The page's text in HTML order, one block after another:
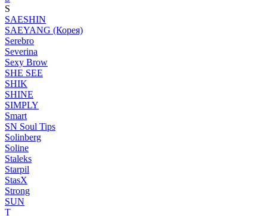
S
SAESHIN
SAEYANG (Корея)
Serebro
Severina
Sexy Brow
SHE SEE
SHIK
SHINE
SIMPLY
Smart
SN Soul Tips
Solinberg
Soline
Staleks
Starpil
StasX
Strong
SUN
T